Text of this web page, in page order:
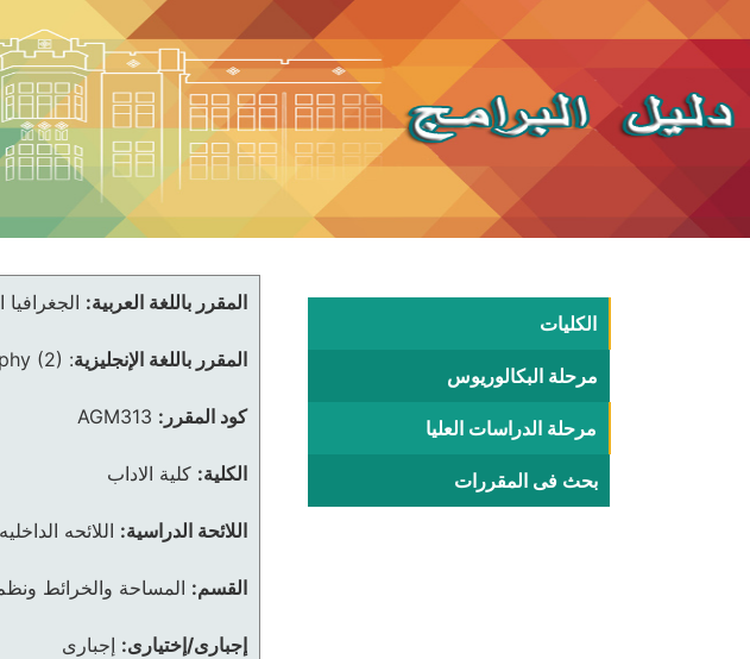
الكليات
مرحلة البكالوريوس
مرحلة الدراسات العليا
بحث فى المقررات
المقرر باللغة العربية: الجغرافيا
المقرر باللغة الإنجليزية:
(2)
كود المقرر: AGM313
الكلية: كلية الاداب
اللائحة الدراسية: اللائحه الداخليه
القسم: المساحة والخرائط
إجبارى/إختيارى: إجبارى